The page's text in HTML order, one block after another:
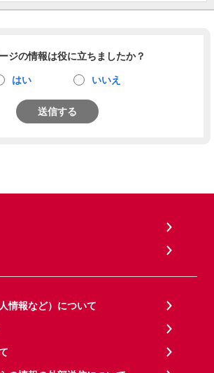
ジの情報は役に立ちましたか？
はい いいえ
送信する
情報など）について